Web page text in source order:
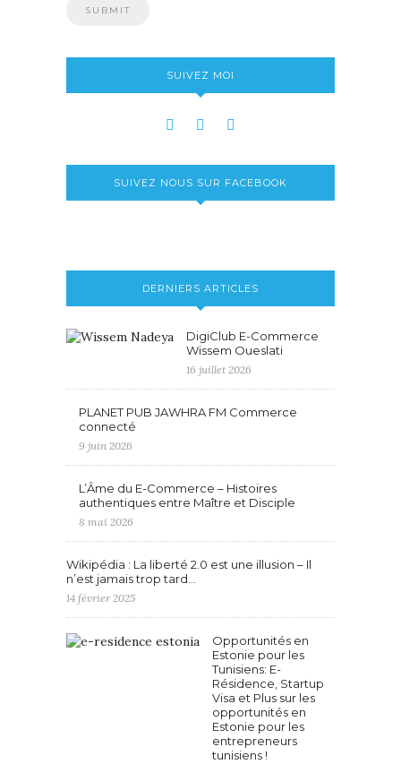
SUIVEZ MOI
SUIVEZ NOUS SUR FACEBOOK
DERNIERS ARTICLES
DigiClub E-Commerce
Wissem Oueslati
16 juillet 2026
PLANET PUB JAWHRA FM Commerce
connecté
9 juin 2026
L’Âme du E-Commerce – Histoires
authentiques entre Maître et Disciple
8 mai 2026
Wikipédia : La liberté 2.0 est une illusion – Il
n’est jamais trop tard…
14 février 2025
Opportunités en
Estonie pour les
Tunisiens: E-
Résidence, Startup
Visa et Plus sur les
opportunités en
Estonie pour les
entrepreneurs
tunisiens !